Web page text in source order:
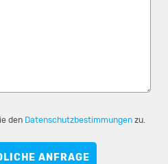
den Datenschutzbestimmungen zu.
ANFRAGE